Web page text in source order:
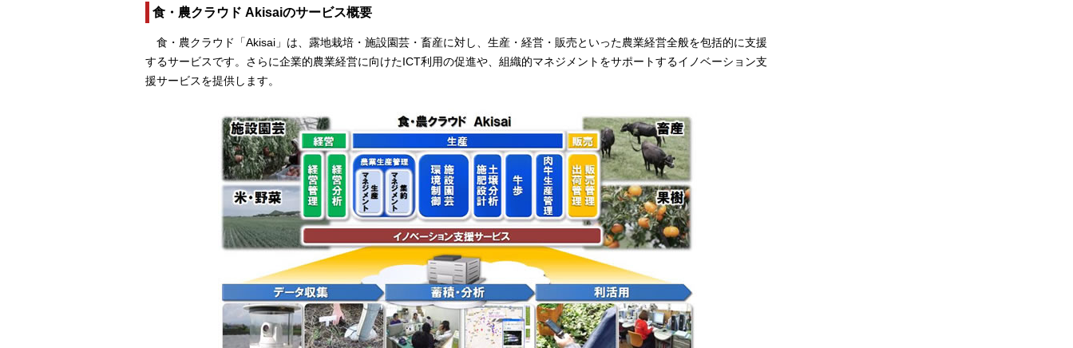
食・農クラウド Akisaiのサービス概要
食・農クラウド「Akisai」は、露地栽培・施設園芸・畜産に対し、生産・経営・販売といった農業経営全般を包括的に支援
するサービスです。さらに企業的農業経営に向けたICT利用の促進や、組織的マネジメントをサポートするイノベーション支
援サービスを提供します。